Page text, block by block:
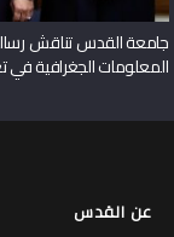
جامعة القدس تناقش رسالة
المعلومات الجغرافية في
عن القدس